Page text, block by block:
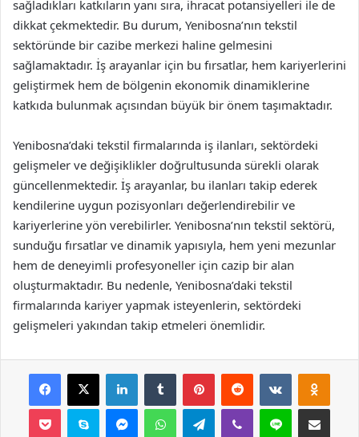
sağladıkları katkıların yanı sıra, ihracat potansiyelleri ile de
dikkat çekmektedir. Bu durum, Yenibosna’nın tekstil
sektöründe bir cazibe merkezi haline gelmesini
sağlamaktadır. İş arayanlar için bu fırsatlar, hem kariyerlerini
geliştirmek hem de bölgenin ekonomik dinamiklerine
katkıda bulunmak açısından büyük bir önem taşımaktadır.
Yenibosna’daki tekstil firmalarında iş ilanları, sektördeki
gelişmeler ve değişiklikler doğrultusunda sürekli olarak
güncellenmektedir. İş arayanlar, bu ilanları takip ederek
kendilerine uygun pozisyonları değerlendirebilir ve
kariyerlerine yön verebilirler. Yenibosna’nın tekstil sektörü,
sunduğu fırsatlar ve dinamik yapısıyla, hem yeni mezunlar
hem de deneyimli profesyoneller için cazip bir alan
oluşturmaktadır. Bu nedenle, Yenibosna’daki tekstil
firmalarında kariyer yapmak isteyenlerin, sektördeki
gelişmeleri yakından takip etmeleri önemlidir.
Facebook
X LinkedInTumblr PinterestReddit VKontakte
Pocket Skype MessengerWhatsAppTelegramViber Line E-Posta ile